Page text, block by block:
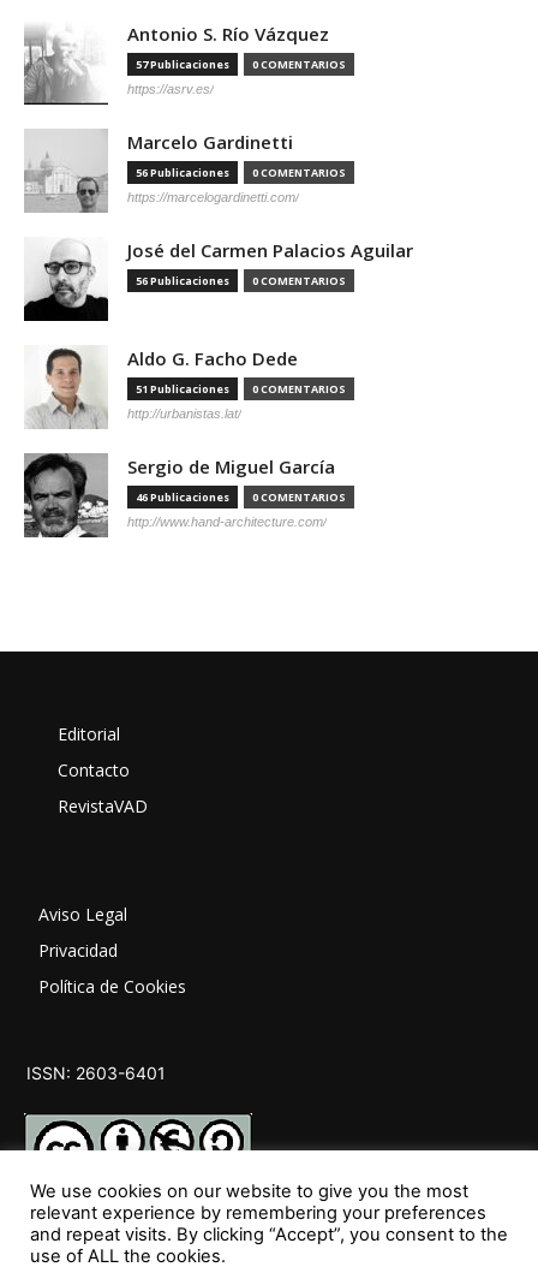
Antonio S. Río Vázquez
57 Publicaciones 0 COMENTARIOS
https://asrv.es/
Marcelo Gardinetti
56 Publicaciones 0 COMENTARIOS
https://marcelogardinetti.com/
José del Carmen Palacios Aguilar
56 Publicaciones 0 COMENTARIOS
Aldo G. Facho Dede
51 Publicaciones 0 COMENTARIOS
http://urbanistas.lat/
Sergio de Miguel García
46 Publicaciones 0 COMENTARIOS
http://www.hand-architecture.com/
Editorial
Contacto
RevistaVAD
Aviso Legal
Privacidad
Política de Cookies
ISSN: 2603-6401
SÍGUENOS
We use cookies on our website to give you the most
relevant experience by remembering your preferences
and repeat visits. By clicking “Accept”, you consent to the
use of ALL the cookies.